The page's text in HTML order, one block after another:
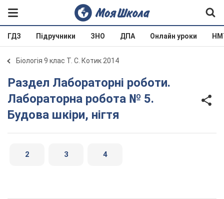
ГДЗ Підручники ЗНО ДПА Онлайн уроки
Біологія 9 клас Т. С. Котик 2014
Раздел Лабораторні роботи.
Лабораторна робота № 5.
Будова шкіри, нігтя
2 3 4